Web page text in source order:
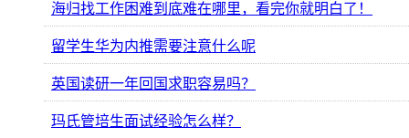
海归找工作困难到底难在哪里，看完你就明白了！
留学生华为内推需要注意什么呢
英国读研一年回国求职容易吗？
玛氏管培生面试经验怎么样？